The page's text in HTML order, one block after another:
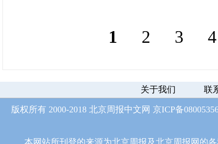
1 2 3 4
关于我们 联
版权所有 2000-2018 北京周报中文网 京ICP备